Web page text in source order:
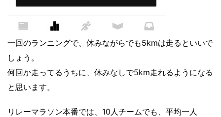
一回のランニングで、休みながらでも5kmは走るといいで
しょう。
何回か走ってるうちに、休みなしで5km走れるようになる
と思います。
リレーマラソン本番では、10人チームでも、平均一人